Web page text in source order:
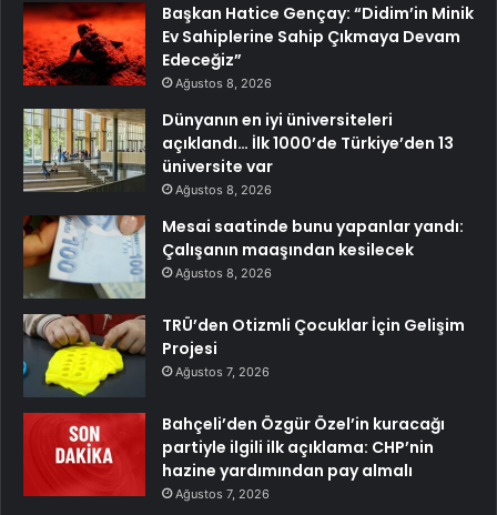
Başkan Hatice Gençay: “Didim’in Minik
Ev Sahiplerine Sahip Çıkmaya Devam
Edeceğiz”
Ağustos 8, 2026
Dünyanın en iyi üniversiteleri
açıklandı… İlk 1000’de Türkiye’den 13
üniversite var
Ağustos 8, 2026
Mesai saatinde bunu yapanlar yandı:
Çalışanın maaşından kesilecek
Ağustos 8, 2026
TRÜ’den Otizmli Çocuklar İçin Gelişim
Projesi
Ağustos 7, 2026
Bahçeli’den Özgür Özel’in kuracağı
partiyle ilgili ilk açıklama: CHP’nin
hazine yardımından pay almalı
Ağustos 7, 2026